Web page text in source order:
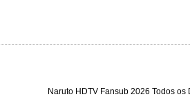
Naruto HDTV Fansub 2026 Todos